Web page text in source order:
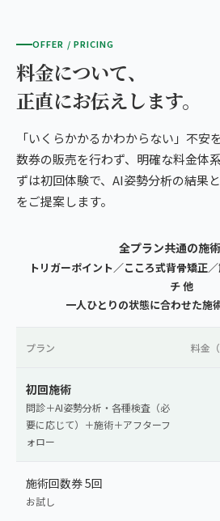
OFFER / PRICING
料金について、
正直にお伝えします。
「いくらかかるかわからない」不安
数券の販売を行わず、明確な料金体
ずは初回体験で、AI姿勢分析の結果
をご提案します。
全プラン共通の施
トリガーポイント／こころ式背骨矯正
チ 他
一人ひとりの状態に合わせた施
プラン 料金（
初回施術
問診＋AI姿勢分析・各種検査（必
要に応じて）＋施術＋アフターフ
ォロー
施術回数券 5回
お試し